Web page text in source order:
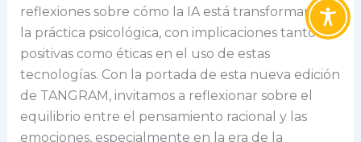
reflexiones sobre cómo la IA está transformando
la práctica psicológica, con implicaciones tanto
positivas como éticas en el uso de estas
tecnologías. Con la portada de esta nueva edición
de TANGRAM, invitamos a reflexionar sobre el
equilibrio entre el pensamiento racional y las
emociones, especialmente en la era de la